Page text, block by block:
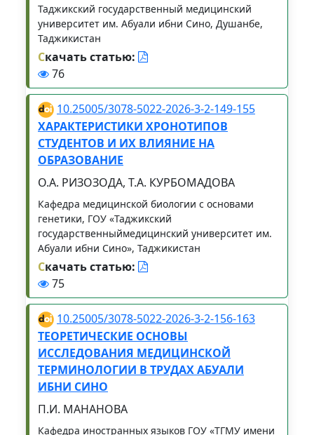
Таджикский государственный медицинский
университет им. Абуали ибни Сино, Душанбе,
Таджикистан
Скачать статью:
76
10.25005/3078-5022-2026-3-2-149-155
ХАРАКТЕРИСТИКИ ХРОНОТИПОВ
СТУДЕНТОВ И ИХ ВЛИЯНИЕ НА
ОБРАЗОВАНИЕ
О.А. РИЗОЗОДА, Т.А. КУРБОМАДОВА
Кафедра медицинской биологии с основами
генетики, ГОУ «Таджикский
государственныймедицинский университет им.
Абуали ибни Сино», Таджикистан
Скачать статью:
75
10.25005/3078-5022-2026-3-2-156-163
ТЕОРЕТИЧЕСКИЕ ОСНОВЫ
ИССЛЕДОВАНИЯ МЕДИЦИНСКОЙ
ТЕРМИНОЛОГИИ В ТРУДАХ АБУАЛИ
ИБНИ СИНО
П.И. МАНАНОВА
Кафедра иностранных языков ГОУ «ТГМУ имени